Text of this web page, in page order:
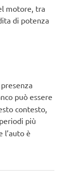
motore, tra
di potenza
può essere
contesto,
più
l’auto è